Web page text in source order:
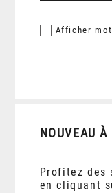
Afficher
NOUVEAU
Profitez des
en cliquant